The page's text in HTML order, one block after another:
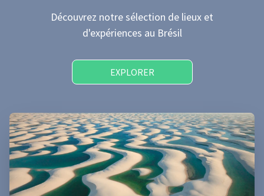
Découvrez notre sélection de lieux et
d'expériences au Brésil
EXPLORER